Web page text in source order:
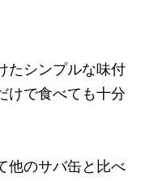
たシンプルな味付
けで食べても十分
他のサバ缶と比べ